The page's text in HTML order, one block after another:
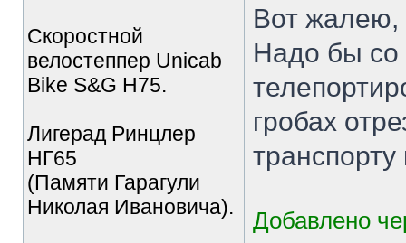
Скоростной
велостеппер Unicab
Bike S&G Н75.
Лигерад Ринцлер
НГ65
(Памяти Гарагули
Николая Ивановича).
Вот жалею,
Надо бы со
гробах
Добавлено